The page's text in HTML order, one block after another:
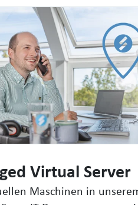
Virtual Server
Maschinen in